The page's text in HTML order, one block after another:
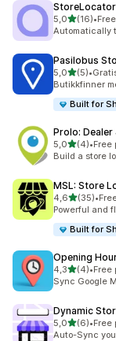
5,0av 5(16)
Totalt 16 •
Automatically
Pasilobus
5,0av 5
(5)
Totalt 5 •
Butikkfinner
Built for
Prolo:
5,0av 5
(4)
Totalt 4 •Free
Build a store
MSL: Store
4,6av 5(35)
Totalt 35 •
Powerful and
Built for
Opening
4,3av 5
(4)
Totalt 4 •Free
Sync Google
Dynamic
5,0av 5
(6)
Totalt 6 •Free
Auto-Sync